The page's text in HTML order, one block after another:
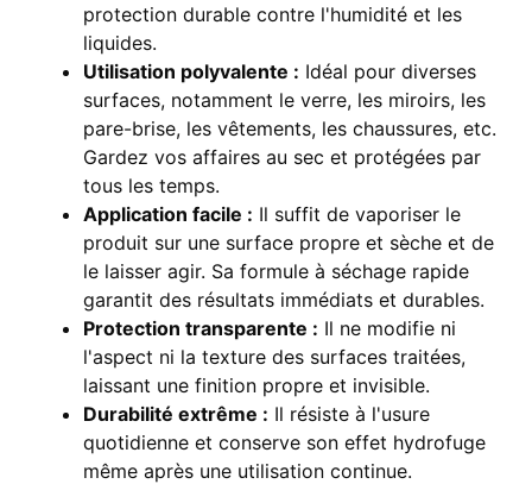
protection durable contre l'humidité et les
liquides.
Utilisation polyvalente : Idéal pour diverses
surfaces, notamment le verre, les miroirs, les
pare-brise, les vêtements, les chaussures, etc.
Gardez vos affaires au sec et protégées par
tous les temps.
Application facile : Il suffit de vaporiser le
produit sur une surface propre et sèche et de
le laisser agir. Sa formule à séchage rapide
garantit des résultats immédiats et durables.
Protection transparente : Il ne modifie ni
l'aspect ni la texture des surfaces traitées,
laissant une finition propre et invisible.
Durabilité extrême : Il résiste à l'usure
quotidienne et conserve son effet hydrofuge
même après une utilisation continue.